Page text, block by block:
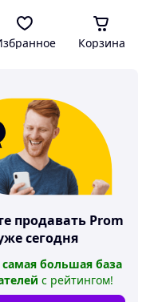
Корзина
продавать Prom
сегодня
самая большая база
с рейтингом!